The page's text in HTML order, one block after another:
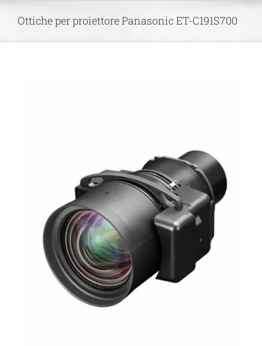
Ottiche per proiettore Panasonic ET-C191S700